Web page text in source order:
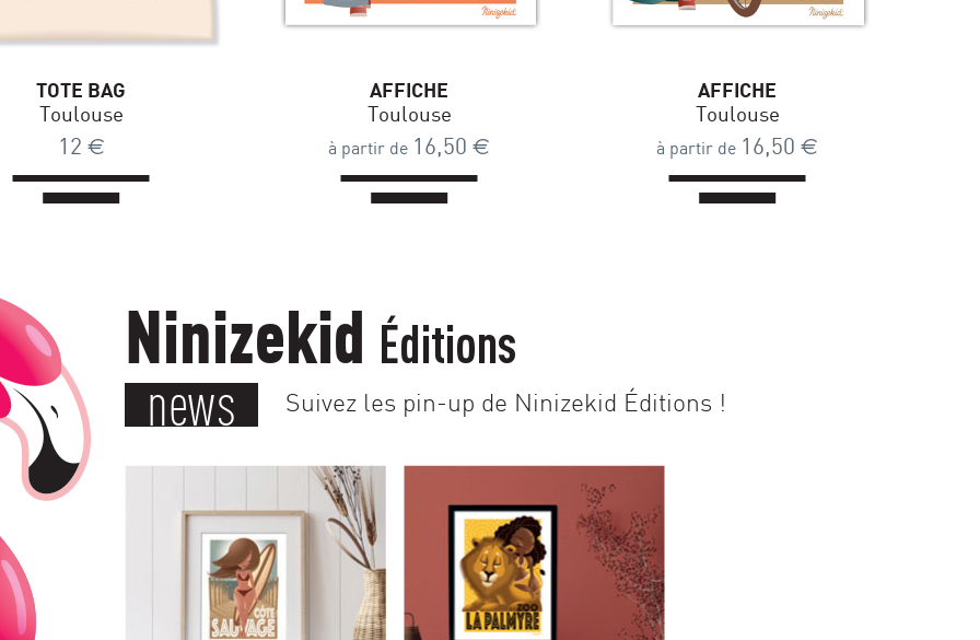
TOTE BAG
Toulouse
12 €
AFFICHE
Toulouse
à partir de 16,50 €
AFFICHE
Toulouse
à partir de 16,50 €
Ninizekid Éditions
news Suivez les pin-up de Ninizekid Éditions !